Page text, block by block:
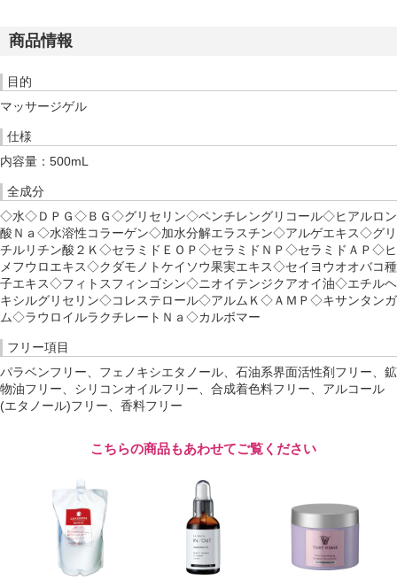
商品情報
目的
マッサージゲル
仕様
内容量：500mL
全成分
◇水◇ＤＰＧ◇ＢＧ◇グリセリン◇ペンチレングリコール◇ヒアルロン
酸Ｎａ◇水溶性コラーゲン◇加水分解エラスチン◇アルゲエキス◇グリ
チルリチン酸２Ｋ◇セラミドＥＯＰ◇セラミドＮＰ◇セラミドＡＰ◇ヒ
メフウロエキス◇クダモノトケイソウ果実エキス◇セイヨウオオバコ種
子エキス◇フィトスフィンゴシン◇ニオイテンジクアオイ油◇エチルヘ
キシルグリセリン◇コレステロール◇アルムＫ◇ＡＭＰ◇キサンタンガ
ム◇ラウロイルラクチレートＮａ◇カルボマー
フリー項目
パラベンフリー、フェノキシエタノール、石油系界面活性剤フリー、鉱
物油フリー、シリコンオイルフリー、合成着色料フリー、アルコール
(エタノール)フリー、香料フリー
こちらの商品もあわせてご覧ください